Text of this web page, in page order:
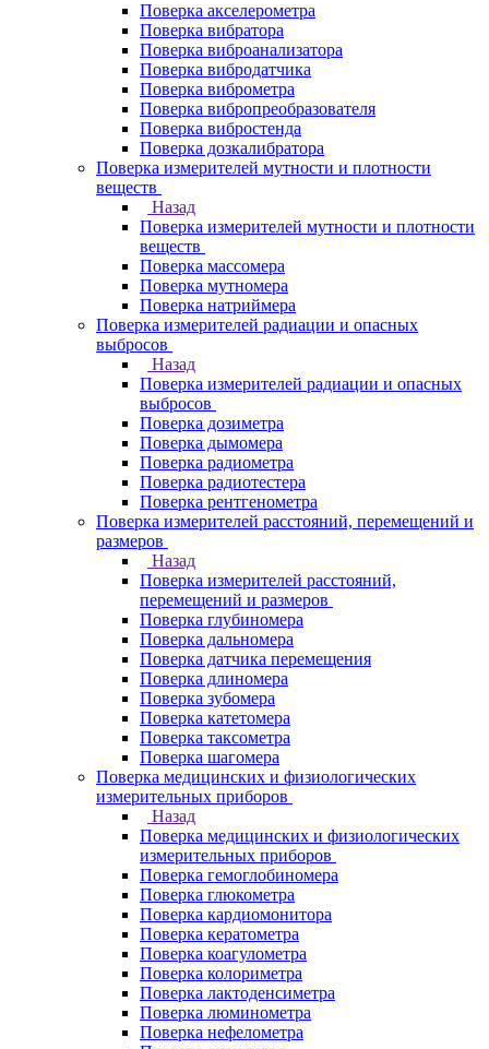
Поверка акселерометра
Поверка вибратора
Поверка виброанализатора
Поверка вибродатчика
Поверка виброметра
Поверка вибропреобразователя
Поверка вибростенда
Поверка дозкалибратора
Поверка измерителей мутности и плотности
веществ
Назад
Поверка измерителей мутности и плотности
веществ
Поверка массомера
Поверка мутномера
Поверка натриймера
Поверка измерителей радиации и опасных
выбросов
Назад
Поверка измерителей радиации и опасных
выбросов
Поверка дозиметра
Поверка дымомера
Поверка радиометра
Поверка радиотестера
Поверка рентгенометра
Поверка измерителей расстояний, перемещений и
размеров
Назад
Поверка измерителей расстояний,
перемещений и размеров
Поверка глубиномера
Поверка дальномера
Поверка датчика перемещения
Поверка длиномера
Поверка зубомера
Поверка катетомера
Поверка таксометра
Поверка шагомера
Поверка медицинских и физиологических
измерительных приборов
Назад
Поверка медицинских и физиологических
измерительных приборов
Поверка гемоглобиномера
Поверка глюкометра
Поверка кардиомонитора
Поверка кератометра
Поверка коагулометра
Поверка колориметра
Поверка лактоденсиметра
Поверка люминометра
Поверка нефелометра